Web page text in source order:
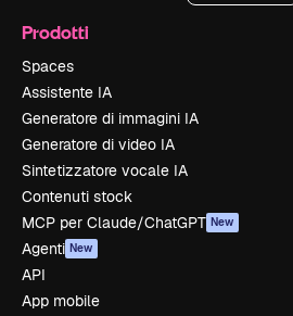
Prodotti
Spaces
Assistente IA
Generatore di immagini IA
Generatore di video IA
Sintetizzatore vocale IA
Contenuti stock
MCP per Claude/ChatGPT New
Agenti New
API
App mobile